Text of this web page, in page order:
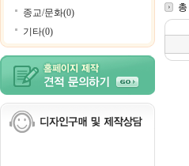
종교/문화(0)
기타(0)
총